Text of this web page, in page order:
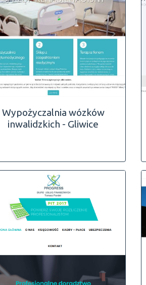
Wypożyczalnia wózków
inwalidzkich - Gliwice